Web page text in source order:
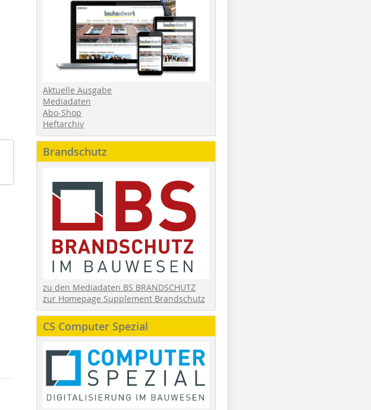
Aktuelle Ausgabe
Mediadaten
Abo-Shop
Heftarchiv
Brandschutz
zu den Mediadaten BS BRANDSCHUTZ
zur Homepage Supplement Brandschutz
CS Computer Spezial